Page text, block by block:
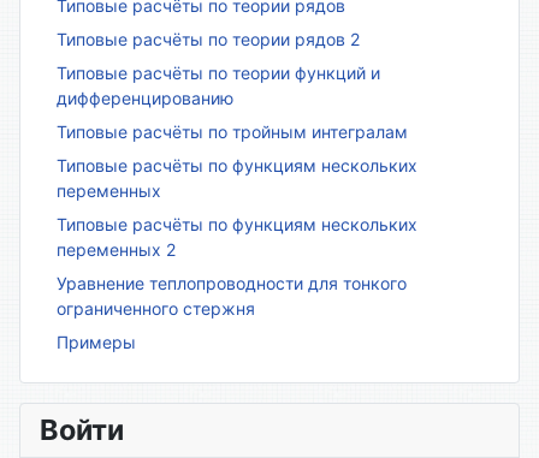
Типовые расчёты по теории рядов
Типовые расчёты по теории рядов 2
Типовые расчёты по теории функций и
дифференцированию
Типовые расчёты по тройным интегралам
Типовые расчёты по функциям нескольких
переменных
Типовые расчёты по функциям нескольких
переменных 2
Уравнение теплопроводности для тонкого
ограниченного стержня
Примеры
Войти